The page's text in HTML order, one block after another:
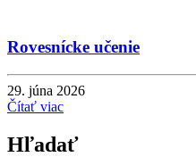
Rovesnícke učenie
29. júna 2026
Čítať viac
Hľadať